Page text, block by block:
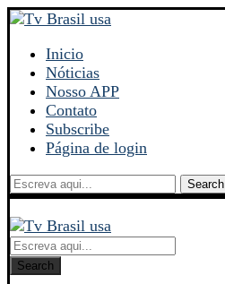
Inicio
Nóticias
Nosso APP
Contato
Subscribe
Página de login
Search
Search